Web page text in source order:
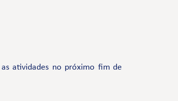
atividades no próximo fim de